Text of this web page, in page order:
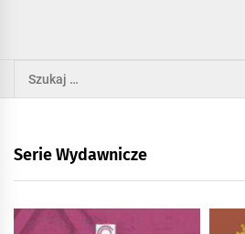
Szukaj:
Serie Wydawnicze